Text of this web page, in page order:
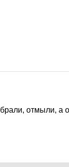
отмыли, а